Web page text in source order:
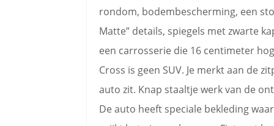
rondom, bodembescherming, een
Matte” details, spiegels met zwarte
een carrosserie die 16 centimeter
Cross is geen SUV. Je merkt aan de
auto zit. Knap staaltje werk van de
De auto heeft speciale bekleding